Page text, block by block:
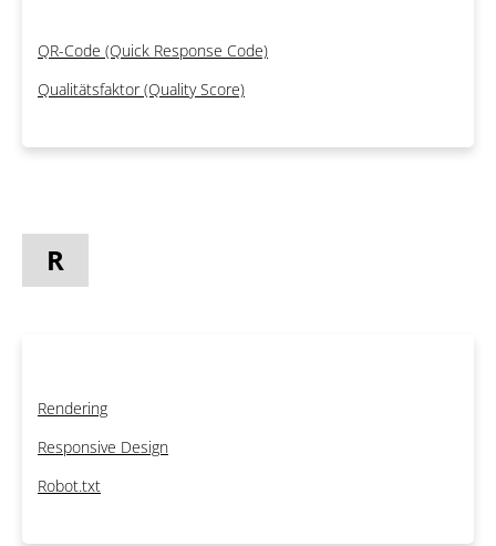
QR-Code (Quick Response Code)
Qualitätsfaktor (Quality Score)
R
Rendering
Responsive Design
Robot.txt